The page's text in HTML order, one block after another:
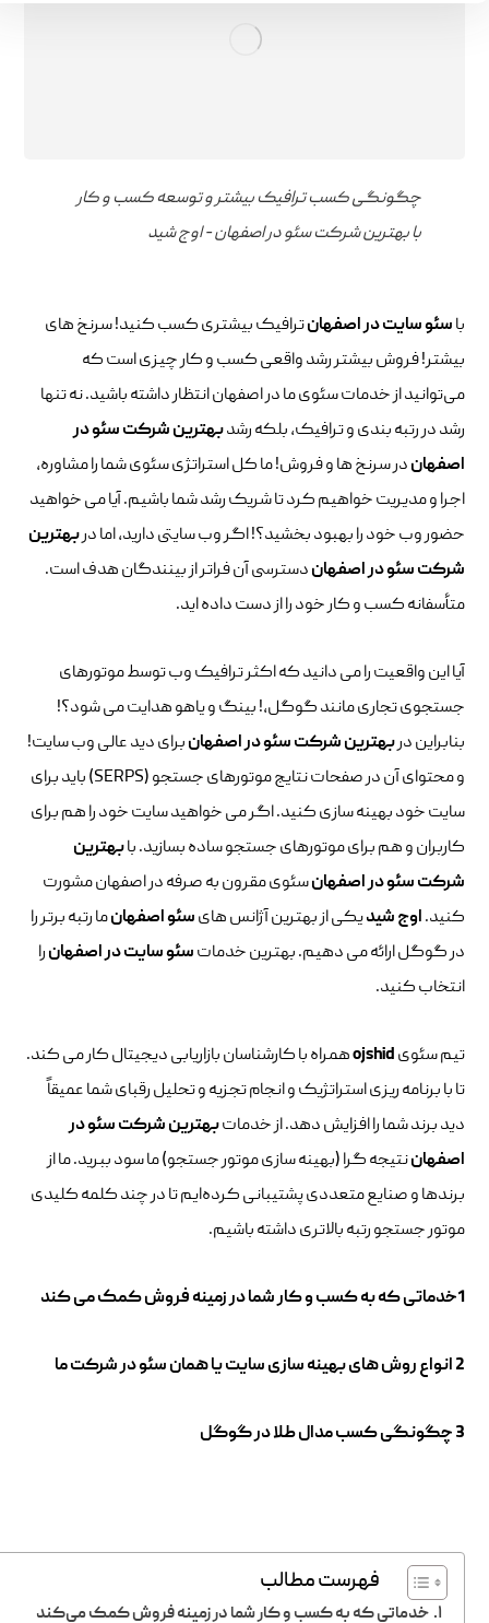
چگونگی کسب ترافیک بیشتر و توسعه کسب و کار
با بهترین شرکت سئو در اصفهان - اوج شید
باسئوسایتدر اصفهانترافیک بیشتری کسب کنید! سرنخ های
بیشتر! فروش بیشتر رشد واقعی کسب و کار چیزی است که
می‌توانید از خدمات سئوی ما در اصفهان انتظار داشته باشید. نه تنها
رشد در رتبه بندی و ترافیک، بلکه رشدبهترین شرکت سئو در
اصفهاندر سرنخ ها و فروش! ما کل استراتژی سئوی شما را مشاوره،
اجرا و مدیریت خواهیم کرد تا شریک رشد شما باشیم. آیا می خواهید
حضور وب خود را بهبود بخشید؟! اگر وب سایتی دارید، اما دربهترین
شرکت سئو در اصفهاندسترسی آن فراتر از بینندگان هدف است.
متأسفانه کسب و کار خود را از دست داده اید.
آیا این واقعیت را می دانید که اکثر ترافیک وب توسط موتورهای
جستجوی تجاری مانند گوگل،! بینگ و یاهو هدایت می شود؟!
بنابراین دربهترین شرکت سئو در اصفهانبرای دید عالی وب سایت!
و محتوای آن در صفحات نتایج موتورهای جستجو (SERPS) باید برای
سایت خود بهینه سازی کنید. اگر می خواهید سایت خود را هم برای
کاربران و هم برای موتورهای جستجو ساده بسازید. بابهترین
شرکت سئو در اصفهانسئوی مقرون به صرفه در اصفهان مشورت
کنید.اوج شیدیکی از بهترین آژانس هایسئو اصفهانما رتبه برتر را
در گوگل ارائه می دهیم. بهترین خدماتسئو سایت در اصفهانرا
انتخاب کنید.
تیم سئویojshidهمراه با کارشناسان بازاریابی دیجیتال کار می کند.
تا با برنامه ریزی استراتژیک و انجام تجزیه و تحلیل رقبای شما عمیقاً
دید برند شما را افزایش دهد. از خدماتبهترین شرکت سئو در
اصفهاننتیجه گرا (بهینه سازی موتور جستجو) ما سود ببرید. ما از
برندها و صنایع متعددی پشتیبانی کرده‌ایم تا در چند کلمه کلیدی
موتور جستجو رتبه بالاتری داشته باشیم.
1خدماتی که به کسب و کار شما در زمینه فروش کمک می کند
2 انواع روش های بهینه سازی سایت یا همان سئو در شرکت ما
3 چگونگی کسب مدال طلا در گوگل
فهرست مطالب
خدماتی که به کسب و کار شما در زمینه فروش کمک می‌کند